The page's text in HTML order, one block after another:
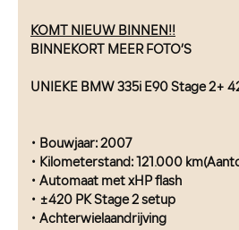
KOMT NIEUW BINNEN!!
BINNEKORT MEER FOTO’S
UNIEKE BMW 335i E90 Stage 2+
• Bouwjaar: 2007
• Kilometerstand: 121.000
• Automaat met xHP flash
• ±420 PK Stage 2 setup
• Achterwielaandrijving